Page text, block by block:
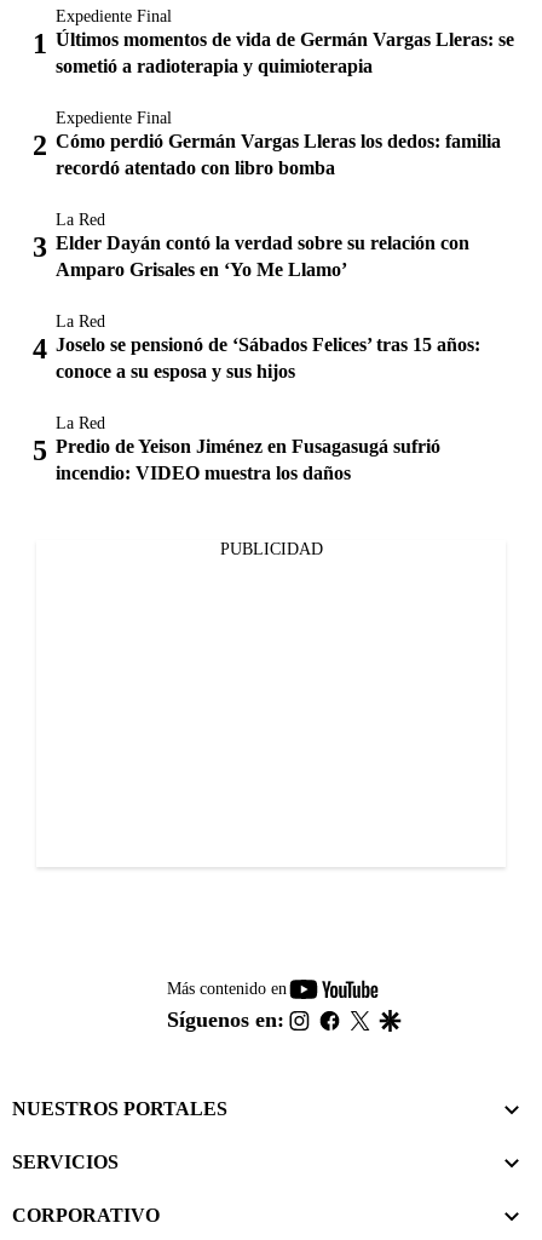
Expediente Final
Últimos momentos de vida de Germán Vargas Lleras: se
sometió a radioterapia y quimioterapia
Expediente Final
Cómo perdió Germán Vargas Lleras los dedos: familia
recordó atentado con libro bomba
La Red
Elder Dayán contó la verdad sobre su relación con
Amparo Grisales en ‘Yo Me Llamo’
La Red
Joselo se pensionó de ‘Sábados Felices’ tras 15 años:
conoce a su esposa y sus hijos
La Red
Predio de Yeison Jiménez en Fusagasugá sufrió
incendio: VIDEO muestra los daños
PUBLICIDAD
Más contenido en
youtube-
footer
Síguenos en: instagram
facebook
twitter
NUESTROS PORTALES
SERVICIOS
CORPORATIVO